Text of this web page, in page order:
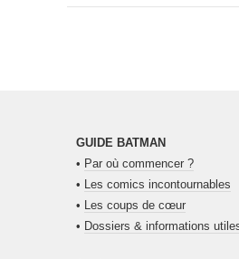
GUIDE BATMAN
• Par où commencer ?
• Les comics incontournables
• Les coups de cœur
• Dossiers & informations